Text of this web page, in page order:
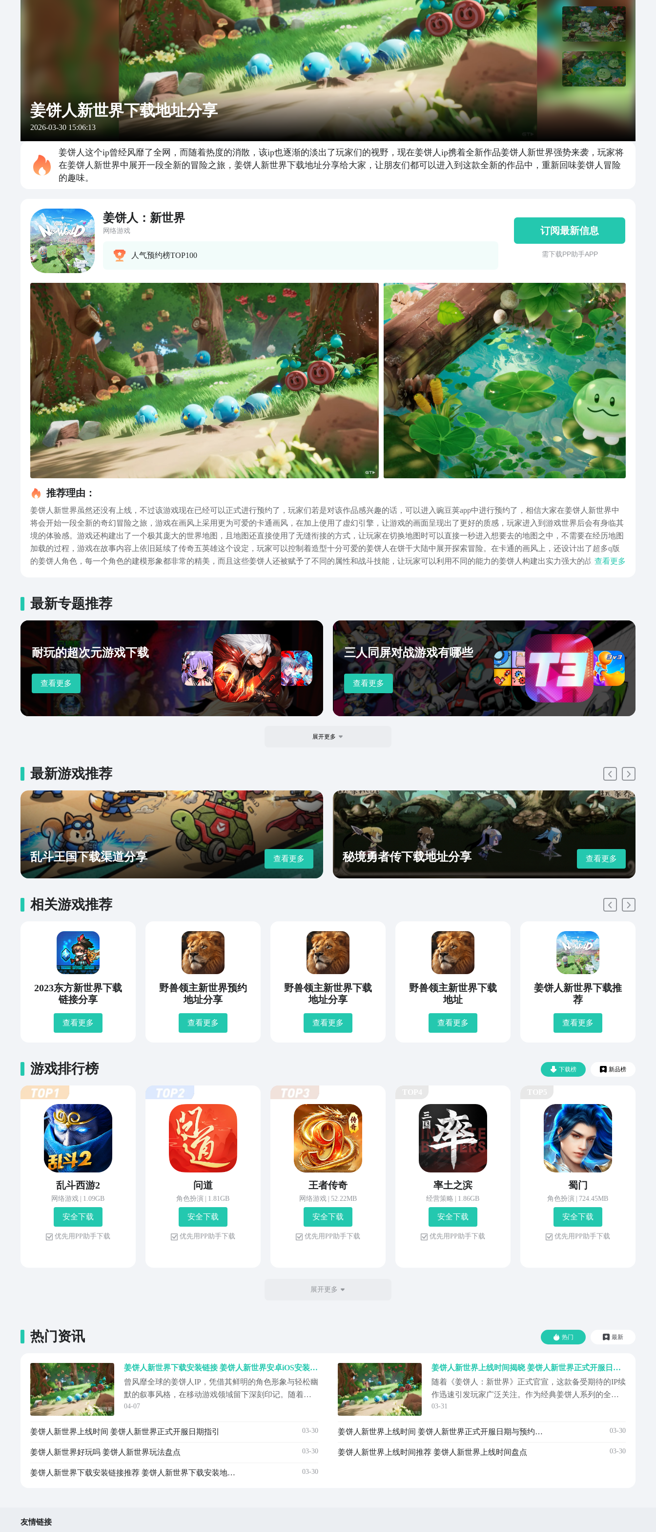
姜饼人新世界下载地址分享
2026-03-30 15:06:13
姜饼人这个ip曾经风靡了全网，而随着热度的消散，该ip也逐渐的淡出了玩家们的视野，现在姜饼人ip携着全新作品姜饼人新世界强势来袭，玩家将
在姜饼人新世界中展开一段全新的冒险之旅，姜饼人新世界下载地址分享给大家，让朋友们都可以进入到这款全新的作品中，重新回味姜饼人冒险
的趣味。
姜饼人：新世界
网络游戏
人气预约榜TOP100
订阅最新信息
需 下 载 P P 助 手 A P P
推荐理由：
姜饼人新世界虽然还没有上线，不过该游戏现在已经可以正式进行预约了，玩家们若是对该作品感兴趣的话，可以进入豌豆荚app中进行预约了，相信大家在姜饼人新世界中
将会开始一段全新的奇幻冒险之旅，游戏在画风上采用更为可爱的卡通画风，在加上使用了虚幻引擎，让游戏的画面呈现出了更好的质感，玩家进入到游戏世界后会有身临其
境的体验感。游戏还构建出了一个极其庞大的世界地图，且地图还直接使用了无缝衔接的方式，让玩家在切换地图时可以直接一秒进入想要去的地图之中，不需要在经历地图
加载的过程，游戏在故事内容上依旧延续了传奇五英雄这个设定，玩家可以控制着造型十分可爱的姜饼人在饼干大陆中展开探索冒险。在卡通的画风上，还设计出了超多q版
的姜饼人角色，每一个角色的建模形象都非常的精美，而且这些姜饼人还被赋予了不同的属性和战斗技能，让玩家可以利用不同的能力的姜饼人构建出实力强大的战斗队伍，
以上就是姜饼人新世界下载地址的介绍了，喜欢该系列作品的朋友，可以对该部作品期待一下哦，卡通的画风再搭配上可爱的各种生物以及角色，将会直接给玩家们的视觉带
来更好的体验感，而且游戏中的诸多内容还会让玩家的童趣得到释放。
查看更多
最新专题推荐
耐玩的超次元游戏下载
查看更多
三人同屏对战游戏有哪些
查看更多
展开更多
最新游戏推荐
乱斗王国下载渠道分享 查看更多 秘境勇者传下载地址分享 查看更多
相关游戏推荐
2023东方新世界下载
链接分享
查看更多
野兽领主新世界预约
地址分享
查看更多
野兽领主新世界下载
地址分享
查看更多
野兽领主新世界下载
地址
查看更多
姜饼人新世界下载推
荐
查看更多
下载榜 新品榜
游戏排行榜
乱斗西游2
网络游戏 1.09GB
安 全 下 载
优 先 用 P P 助 手 下 载
问道
角色扮演 1.81GB
安 全 下 载
优 先 用 P P 助 手 下 载
王者传奇
网络游戏 52.22MB
安 全 下 载
优 先 用 P P 助 手 下 载
率土之滨
经营策略 1.86GB
安 全 下 载
优 先 用 P P 助 手 下 载
蜀门
角色扮演 724.45MB
安 全 下 载
优 先 用 P P 助 手 下 载
展开更多
热门 最新
热门资讯
姜饼人新世界下载安装链接 姜饼人新世界安卓iOS安装包获取与安装指南
曾风靡全球的姜饼人IP，凭借其鲜明的角色形象与轻松幽
默的叙事风格，在移动游戏领域留下深刻印记。随着
《姜饼人：新世界》正式开启预约，这一经典IP迎来全面
术表现与玩法逻辑的深度重构。《姜饼人：新世界》最
#《《《
04-07
姜饼人新世界上线时间 姜饼人新世界正式开服日期指引 03-30
姜饼人新世界好玩吗 姜饼人新世界玩法盘点 03-30
姜饼人新世界下载安装链接推荐 姜饼人新世界下载安装地址分享 03-30
姜饼人新世界上线时间揭晓 姜饼人新世界正式开服日期与预约入口
随着《姜饼人：新世界》正式官宣，这款备受期待的IP续
作迅速引发玩家广泛关注。作为经典姜饼人系列的全新
篇章，本作不仅延续了IP一贯的童趣风格与角色魅力，更
新生命力。官方于3月21日同步释出首支宣传影片，并确
03-31
姜饼人新世界上线时间 姜饼人新世界正式开服日期与预约信息 03-30
姜饼人新世界上线时间推荐 姜饼人新世界上线时间盘点 03-30
友情链接